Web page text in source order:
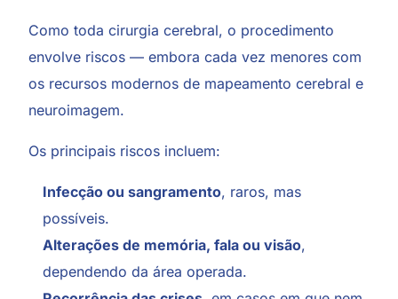
Como toda cirurgia cerebral, o procedimento
envolve riscos — embora cada vez menores com
os recursos modernos de mapeamento cerebral e
neuroimagem.
Os principais riscos incluem:
Infecção ou sangramento, raros, mas
possíveis.
Alterações de memória, fala ou visão,
dependendo da área operada.